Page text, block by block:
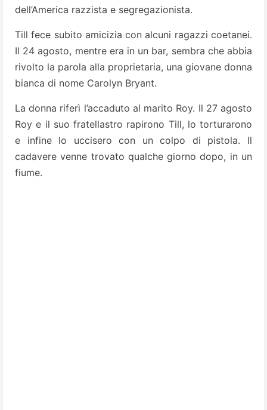
dell’America razzista e segregazionista.
Till fece subito amicizia con alcuni ragazzi coetanei.
Il 24 agosto, mentre era in un bar, sembra che abbia
rivolto la parola alla proprietaria, una giovane donna
bianca di nome Carolyn Bryant.
La donna riferì l’accaduto al marito Roy. Il 27 agosto
Roy e il suo fratellastro rapirono Till, lo torturarono
e infine lo uccisero con un colpo di pistola. Il
cadavere venne trovato qualche giorno dopo, in un
fiume.